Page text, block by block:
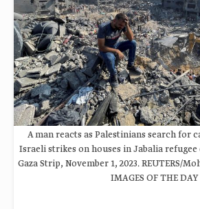
A man reacts as Palestinians search for
Israeli strikes on houses in Jabalia
Gaza Strip, November 1, 2023. REUTERS/
IMAGES OF THE DAY